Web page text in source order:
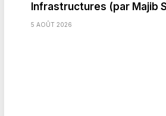
Infrastructures (par Majib
5 AOÛT 2026